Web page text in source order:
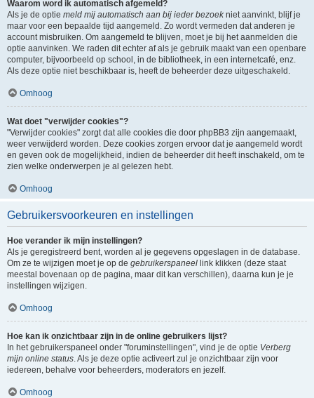
Waarom word ik automatisch afgemeld?
Als je de optie meld mij automatisch aan bij ieder bezoekniet aanvinkt, blijf je
maar voor een bepaalde tijd aangemeld. Zo wordt vermeden dat anderen je
account misbruiken. Om aangemeld te blijven, moet je bij het aanmelden die
optie aanvinken. We raden dit echter af als je gebruik maakt van een openbare
computer, bijvoorbeeld op school, in de bibliotheek, in een internetcafé, enz.
Als deze optie niet beschikbaar is, heeft de beheerder deze uitgeschakeld.
Omhoog
Wat doet "verwijder cookies"?
"Verwijder cookies" zorgt dat alle cookies die door phpBB3 zijn aangemaakt,
weer verwijderd worden. Deze cookies zorgen ervoor dat je aangemeld wordt
en geven ook de mogelijkheid, indien de beheerder dit heeft inschakeld, om te
zien welke onderwerpen je al gelezen hebt.
Omhoog
Gebruikersvoorkeuren en instellingen
Hoe verander ik mijn instellingen?
Als je geregistreerd bent, worden al je gegevens opgeslagen in de database.
Om ze te wijzigen moet je op de gebruikerspaneel link klikken (deze staat
meestal bovenaan op de pagina, maar dit kan verschillen), daarna kun je je
instellingen wijzigen.
Omhoog
Hoe kan ik onzichtbaar zijn in de online gebruikers lijst?
In het gebruikerspaneel onder "foruminstellingen", vind je de optie Verberg
mijn online status. Als je deze optie activeert zul je onzichtbaar zijn voor
iedereen, behalve voor beheerders, moderators en jezelf.
Omhoog